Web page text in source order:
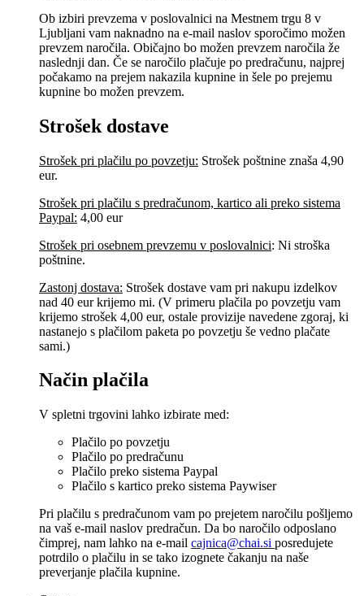
Ob izbiri prevzema v poslovalnici na Mestnem trgu 8 v
Ljubljani vam naknadno na e-mail naslov sporočimo možen
prevzem naročila. Običajno bo možen prevzem naročila že
naslednji dan. Če se naročilo plačuje po predračunu, najprej
počakamo na prejem nakazila kupnine in šele po prejemu
kupnine bo možen prevzem.
Strošek dostave
Strošek pri plačilu po povzetju: Strošek poštnine znaša 4,90
eur.
Strošek pri plačilu s predračunom, kartico ali preko sistema
Paypal: 4,00 eur
Strošek pri osebnem prevzemu v poslovalnici: Ni stroška
poštnine.
Zastonj dostava: Strošek dostave vam pri nakupu izdelkov
nad 40 eur krijemo mi. (V primeru plačila po povzetju vam
krijemo strošek 4,00 eur, ostale provizije navedene zgoraj, ki
nastanejo s plačilom paketa po povzetju še vedno plačate
sami.)
Način plačila
V spletni trgovini lahko izbirate med:
Plačilo po povzetju
Plačilo po predračunu
Plačilo preko sistema Paypal
Plačilo s kartico preko sistema Paywiser
Pri plačilu s predračunom vam po prejetem naročilu pošljemo
na vaš e-mail naslov predračun. Da bo naročilo odposlano
čimprej, nam lahko na e-mail cajnica@chai.si posredujete
potrdilo o plačilu in se tako izognete čakanju na naše
preverjanje plačila kupnine.